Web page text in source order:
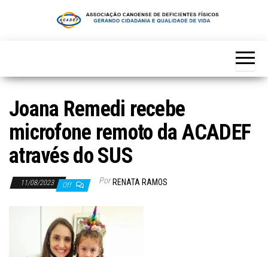
Joana Remedi recebe
microfone remoto da ACADEF
através do SUS
11/08/2023 Off Por RENATA RAMOS